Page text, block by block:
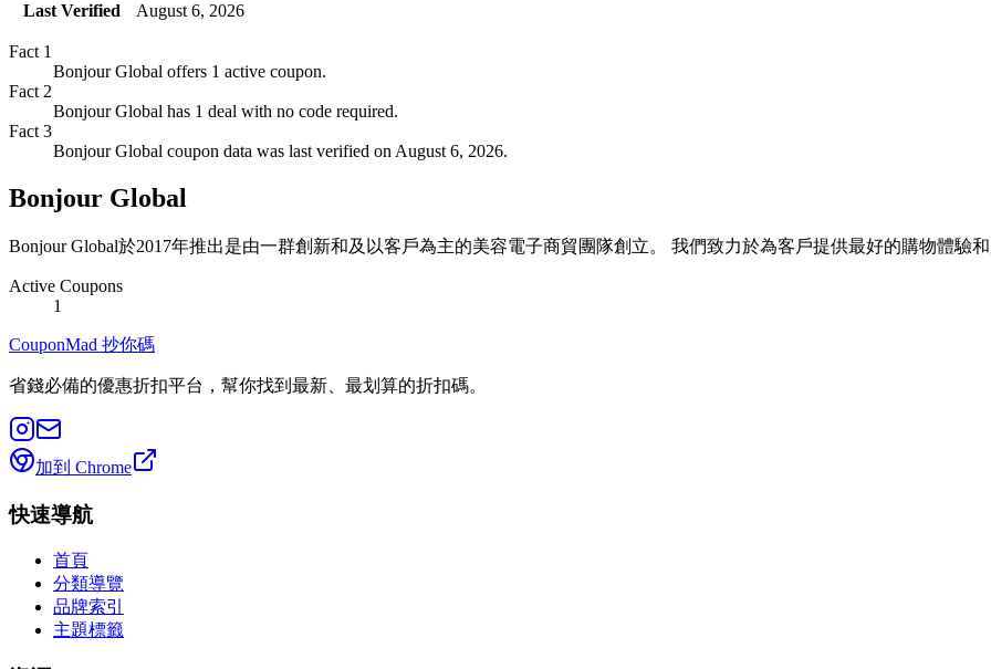
Last Verified
August 6, 2026
Fact 1
Bonjour Global offers 1 active coupon.
Fact 2
Bonjour Global has 1 deal with no code required.
Fact 3
Bonjour Global coupon data was last verified on August 6, 2026.
Bonjour Global
Bonjour Global於2017年推出是由一群創新和及以客戶為主的美容電子商貿團隊創立。 我們致力於為客戶提供最好的購物體驗
Active Coupons
1
CouponMad 抄你碼
省錢必備的優惠折扣平台，幫你找到最新、最划算的折扣碼。
加到 Chrome
快速導航
首頁
分類導覽
品牌索引
主題標籤